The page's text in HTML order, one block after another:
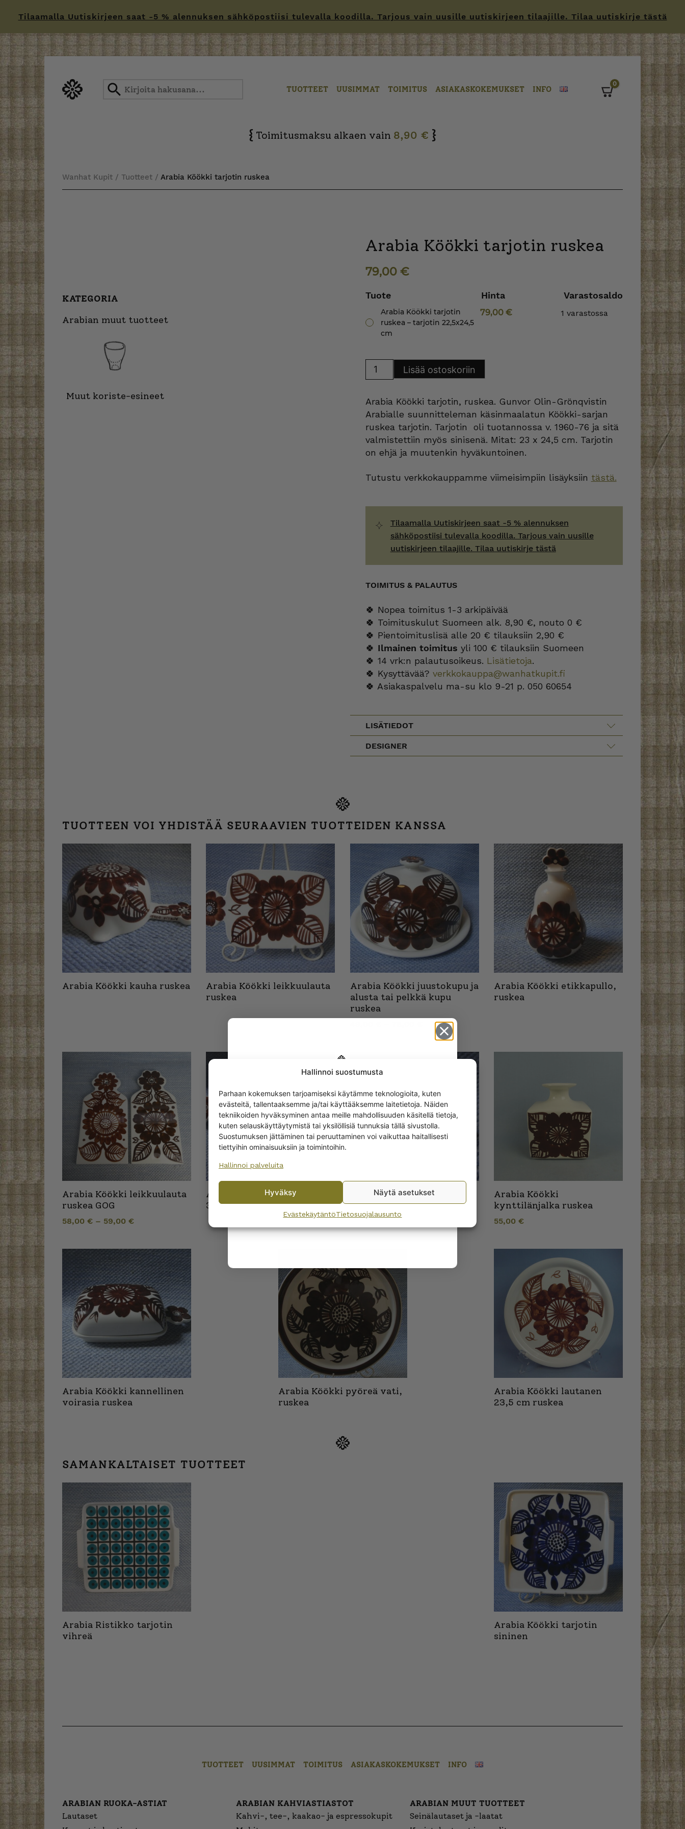
Hallinnoi suostumusta
Parhaan kokemuksen tarjoamiseksi käytämme teknologioita, kuten
evästeitä, tallentaaksemme ja/tai käyttääksemme laitetietoja. Näiden
tekniikoiden hyväksyminen antaa meille mahdollisuuden käsitellä tietoja,
kuten selauskäyttäytymistä tai yksilöllisiä tunnuksia tällä sivustolla.
Suostumuksen jättäminen tai peruuttaminen voi vaikuttaa haitallisesti
tiettyihin ominaisuuksiin ja toimintoihin.
Hallinnoi palveluita
Hyväksy Näytä asetukset
EvästekäytäntöTietosuojalausunto
Tilaamalla Uutiskirjeen saat -5 % alennuksen sähköpostiisi tulevalla koodilla. Tarjous vain uusille uutiskirjeen tilaajille. Tilaa uutiskirje tästä
to
TUOTTEET UUSIMMAT TOIMITUS ASIAKASKOKEMUKSET INFO
0
{ Toimitusmaksu alkaen vain 8,90 € }
Wanhat Kupit / Tuotteet / Arabia Köökki tarjotin ruskea
KATEGORIA
Arabian muut tuotteet
Muut koriste-esineet
Arabia Köökki tarjotin ruskea
79,00 €
Tuote Hinta Varastosaldo
Arabia Köökki tarjotin
ruskea – tarjotin 22,5x24,5
cm
79,00 € 1 varastossa
Köökki
Lisää ostoskoriin
Arabia Köökki tarjotin, ruskea. Gunvor Olin-Grönqvistin
Arabialle suunnitteleman käsinmaalatun Köökki-sarjan
ruskea tarjotin. Tarjotin oli tuotannossa v. 1960-76 ja sitä
valmistettiin myös sinisenä. Mitat: 23 x 24,5 cm. Tarjotin
on ehjä ja muutenkin hyväkuntoinen.
Tutustu verkkokauppamme viimeisimpiin lisäyksiin tästä.
Tilaamalla Uutiskirjeen saat -5 % alennuksen
sähköpostiisi tulevalla koodilla. Tarjous vain uusille
uutiskirjeen tilaajille. Tilaa uutiskirje tästä
TOIMITUS & PALAUTUS
🍀 Nopea toimitus 1-3 arkipäivää
🍀 Toimituskulut Suomeen alk. 8,90 €, nouto 0 €
🍀 Pientoimituslisä alle 20 € tilauksiin 2,90 €
🍀 Ilmainen toimitus yli 100 € tilauksiin Suomeen
🍀 14 vrk:n palautusoikeus. Lisätietoja.
🍀 Kysyttävää? verkkokauppa@wanhatkupit.fi
🍀 Asiakaspalvelu ma-su klo 9-21 p. 050 60654
LISÄTIEDOT
DESIGNER
TUOTTEEN VOI YHDISTÄÄ SEURAAVIEN TUOTTEIDEN KANSSA
Arabia Köökki kauha ruskea
Arabia Köökki leikkuulauta
ruskea
Arabia Köökki juustokupu ja
alusta tai pelkkä kupu
ruskea
Arabia Köökki etikkapullo,
ruskea
Arabia Köökki leikkuulauta
ruskea GOG
58,00 € – 59,00 €
Arabia Köökki tarjotin
35x20 cm ruskea
Arabia Köökki suolakauha
ruskea
Arabia Köökki
kynttilänjalka ruskea
55,00 €
Arabia Köökki kannellinen
voirasia ruskea
Arabia Köökki pyöreä vati,
ruskea
Arabia Köökki lautanen
23,5 cm ruskea
SAMANKALTAISET TUOTTEET
Arabia Ristikko tarjotin
vihreä
Arabia Köökki tarjotin
sininen
TUOTTEET UUSIMMAT TOIMITUS ASIAKASKOKEMUKSET INFO
ARABIAN RUOKA-ASTIAT
Lautaset
ARABIAN KAHVIASTIASTOT
Kahvi-, tee-, kaakao- ja espressokupit
ARABIAN MUUT TUOTTEET
Seinälautaset ja -laatat
Get -5%
off?
Yes! I want the discount
By subscribing to the newsletter, you consent to receiving messages from
Wanhojen kuppien and confirm that you have read and accepted